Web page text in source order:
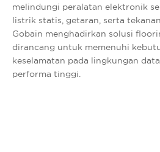
melindungi peralatan elektronik
listrik statis, getaran, serta
Gobain menghadirkan solusi
dirancang untuk memenuhi
keselamatan pada lingkungan
performa tinggi.